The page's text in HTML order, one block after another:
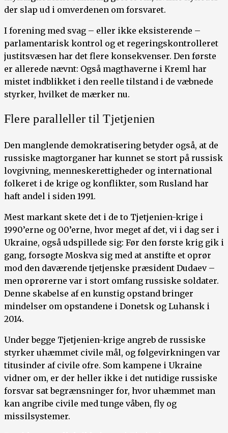
der slap ud i omverdenen om forsvaret.
I forening med svag – eller ikke eksisterende –
parlamentarisk kontrol og et regeringskontrolleret
justitsvæsen har det flere konsekvenser. Den første
er allerede nævnt: Også magthaverne i Kreml har
mistet indblikket i den reelle tilstand i de væbnede
styrker, hvilket de mærker nu.
Flere paralleller til Tjetjenien
Den manglende demokratisering betyder også, at de
russiske magtorganer har kunnet se stort på russisk
lovgivning, menneskerettigheder og international
folkeret i de krige og konflikter, som Rusland har
haft andel i siden 1991.
Mest markant skete det i de to Tjetjenien-krige i
1990’erne og 00’erne, hvor meget af det, vi i dag ser i
Ukraine, også udspillede sig: Før den første krig gik i
gang, forsøgte Moskva sig med at anstifte et oprør
mod den daværende tjetjenske præsident Dudaev –
men oprørerne var i stort omfang russiske soldater.
Denne skabelse af en kunstig opstand bringer
mindelser om opstandene i Donetsk og Luhansk i
2014.
Under begge Tjetjenien-krige angreb de russiske
styrker uhæmmet civile mål, og følgevirkningen var
titusinder af civile ofre. Som kampene i Ukraine
vidner om, er der heller ikke i det nutidige russiske
forsvar sat begrænsninger for, hvor uhæmmet man
kan angribe civile med tunge våben, fly og
missilsystemer.